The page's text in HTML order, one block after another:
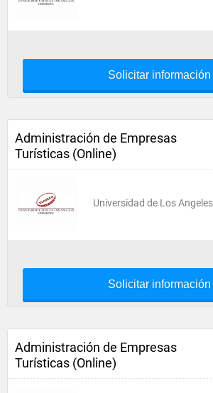
Solicitar información
Administración de Empresas
Turísticas (Online)
Universidad de Los
Solicitar información
Administración de Empresas
Turísticas (Online)